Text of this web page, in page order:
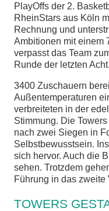
PlayOffs der 2.
RheinStars aus Köln
Rechnung und
Ambitionen mit einem
verpasst das Team
Runde der letzten Acht.
3400 Zuschauern
Außentemperaturen
verbreiteten in der
Stimmung. Die
nach zwei Siegen in
Selbstbewusstsein.
sich hervor. Auch die
sehen. Trotzdem
Führung in das zweite
TOWERS